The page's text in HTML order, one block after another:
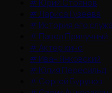
# Юрий Стоянов
#Лариса Гузеева
# История его
# Павел Прилучный
#Актер кино
# Иван Янковский
# Юлия Пересильд
# Сергей Бурунов